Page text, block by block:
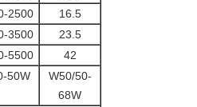
2500
16.5
3500
23.5
5500
42
50W
W50/50-
68W